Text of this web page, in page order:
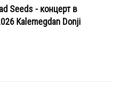
Seeds - концерт в
Kalemegdan Donji